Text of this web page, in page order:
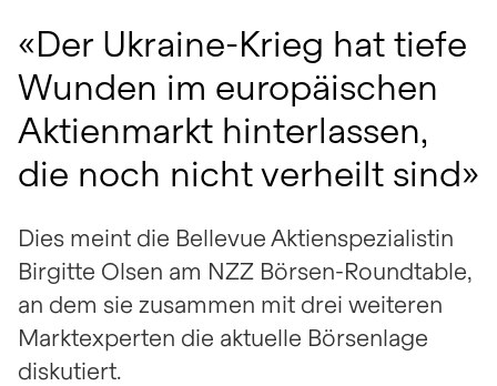
«Der Ukraine-Krieg hat tiefe
Wunden im europäischen
Aktienmarkt hinterlassen,
die noch nicht verheilt sind»
Dies meint die Bellevue Aktienspezialistin
Birgitte Olsen am NZZ Börsen-Roundtable,
an dem sie zusammen mit drei weiteren
Marktexperten die aktuelle Börsenlage
diskutiert.